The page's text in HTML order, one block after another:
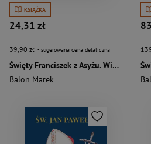
KSIĄŻKA
24,31 zł
39,90 zł - sugerowana cena detaliczna
Święty Franciszek z Asyżu. Wielki naśladowca Chrystusa
Balon Marek